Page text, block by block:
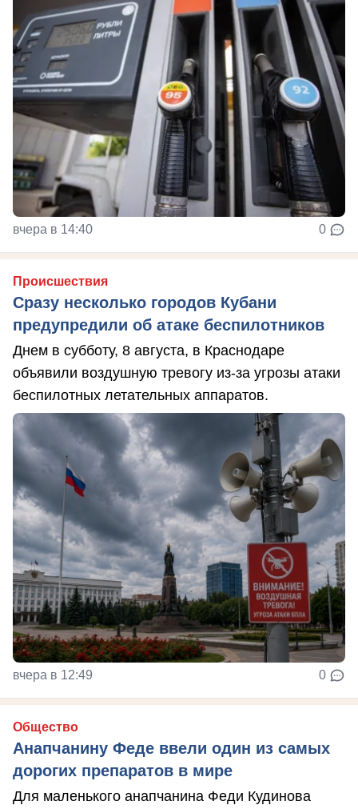
вчера в 14:40 0
Происшествия
Сразу несколько городов Кубани
предупредили об атаке беспилотников
Днем в субботу, 8 августа, в Краснодаре
объявили воздушную тревогу из-за угрозы атаки
беспилотных летательных аппаратов.
вчера в 12:49 0
Общество
Анапчанину Феде ввели один из самых
дорогих препаратов в мире
Для маленького анапчанина Феди Кудинова